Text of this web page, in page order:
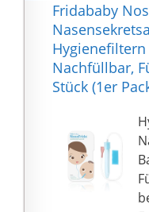
Fridababy
Nachfüllbar,
Stück (1er